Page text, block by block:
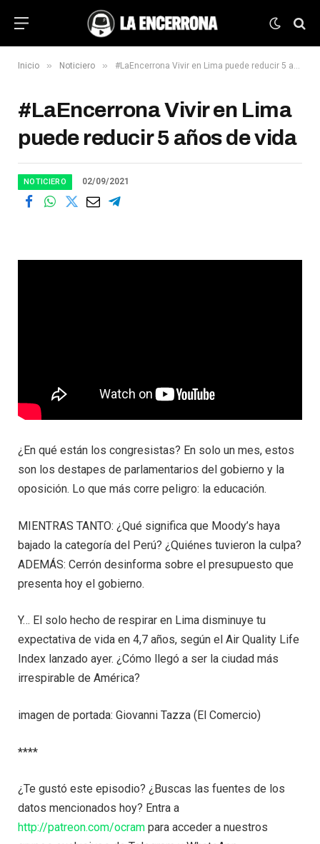
Inicio » Noticiero » #LaEncerrona Vivir en Lima puede reducir 5 años de vida
#LaEncerrona Vivir en Lima
puede reducir 5 años de vida
NOTICIERO 02/09/2021
¿En qué están los congresistas? En solo un mes, estos
son los destapes de parlamentarios del gobierno y la
oposición. Lo que más corre peligro: la educación.
MIENTRAS TANTO: ¿Qué significa que Moody’s haya
bajado la categoría del Perú? ¿Quiénes tuvieron la culpa?
ADEMÁS: Cerrón desinforma sobre el presupuesto que
presenta hoy el gobierno.
Y… El solo hecho de respirar en Lima disminuye tu
expectativa de vida en 4,7 años, según el Air Quality Life
Index lanzado ayer. ¿Cómo llegó a ser la ciudad más
irrespirable de América?
imagen de portada: Giovanni Tazza (El Comercio)
****
¿Te gustó este episodio? ¿Buscas las fuentes de los
datos mencionados hoy? Entra a
http://patreon.com/ocram para acceder a nuestros